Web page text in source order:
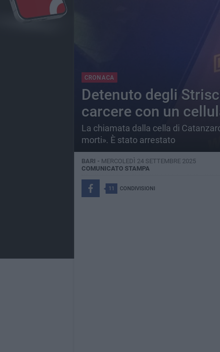
CRONACA
Detenuto degli
carcere con un
La chiamata dalla cella di
morti». È stato arrestato
BARI - MERCOLEDÌ 24 SETTEMBRE 2025
COMUNICATO STAMPA
11 CONDIVISIONI